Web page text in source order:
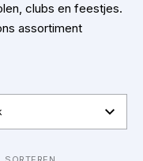
clubs en feestjes.
assortiment